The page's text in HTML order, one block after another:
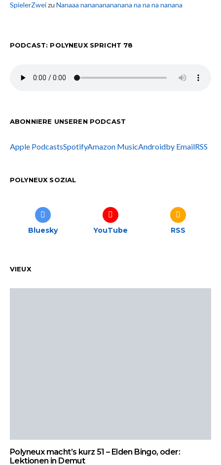
SpielerZweizu Nanaaa nanananananana na na na nanana
PODCAST: POLYNEUX SPRICHT 78
ABONNIERE UNSEREN PODCAST
Apple PodcastsSpotifyAmazon MusicAndroidby EmailRSS
POLYNEUX SOZIAL
Bluesky YouTube RSS
VIEUX
Polyneux macht’s kurz 51 – Elden Bingo, oder:
Lektionen in Demut